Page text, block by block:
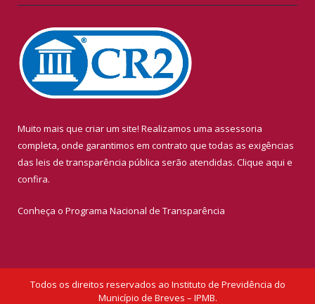
Muito mais que criar um site! Realizamos uma assessoria
completa, onde garantimos em contrato que todas as exigências
das leis de transparência pública serão atendidas. Clique aqui e
confira.
Conheça o Programa Nacional de Transparência
Todos os direitos reservados ao Instituto de Previdência do
Município de Breves – IPMB.